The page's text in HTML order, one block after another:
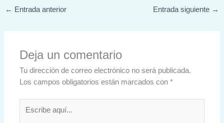
← Entrada anterior Entrada siguiente →
Deja un comentario
Tu dirección de correo electrónico no será publicada.
Los campos obligatorios están marcados con*
aquí...